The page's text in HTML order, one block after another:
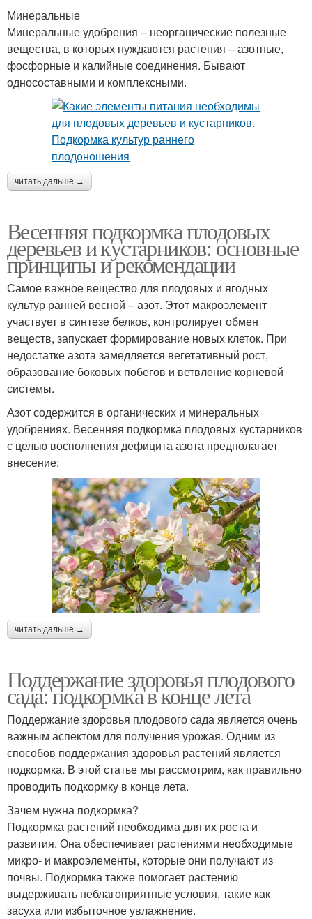
Минеральные
Минеральные удобрения – неорганические полезные
вещества, в которых нуждаются растения – азотные,
фосфорные и калийные соединения. Бывают
односоставными и комплексными.
читать дальше →
Весенняя подкормка плодовых
деревьев и кустарников: основные
принципы и рекомендации
Самое важное вещество для плодовых и ягодных
культур ранней весной – азот. Этот макроэлемент
участвует в синтезе белков, контролирует обмен
веществ, запускает формирование новых клеток. При
недостатке азота замедляется вегетативный рост,
образование боковых побегов и ветвление корневой
системы.
Азот содержится в органических и минеральных
удобрениях. Весенняя подкормка плодовых кустарников
с целью восполнения дефицита азота предполагает
внесение:
читать дальше →
Поддержание здоровья плодового
сада: подкормка в конце лета
Поддержание здоровья плодового сада является очень
важным аспектом для получения урожая. Одним из
способов поддержания здоровья растений является
подкормка. В этой статье мы рассмотрим, как правильно
проводить подкормку в конце лета.
Зачем нужна подкормка?
Подкормка растений необходима для их роста и
развития. Она обеспечивает растениями необходимые
микро- и макроэлементы, которые они получают из
почвы. Подкормка также помогает растению
выдерживать неблагоприятные условия, такие как
засуха или избыточное увлажнение.